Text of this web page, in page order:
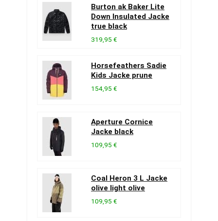
Burton ak Baker Lite
Down Insulated Jacke
true black
319,95 €
Horsefeathers Sadie
Kids Jacke prune
154,95 €
Aperture Cornice
Jacke black
109,95 €
Coal Heron 3 L Jacke
olive light olive
109,95 €